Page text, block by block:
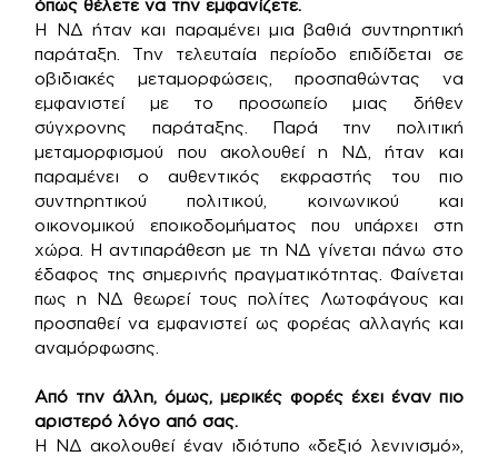
όπως θέλετε να την εμφανίζετε.
Η ΝΔ ήταν και παραμένει μια βαθιά συντηρητική
παράταξη. Την τελευταία περίοδο επιδίδεται σε
οβιδιακές μεταμορφώσεις, προσπαθώντας να
εμφανιστεί με το προσωπείο μιας δήθεν
σύγχρονης παράταξης. Παρά την πολιτική
μεταμορφισμού που ακολουθεί η ΝΔ, ήταν και
παραμένει ο αυθεντικός εκφραστής του πιο
συντηρητικού πολιτικού, κοινωνικού και
οικονομικού εποικοδομήματος που υπάρχει στη
χώρα. Η αντιπαράθεση με τη ΝΔ γίνεται πάνω στο
έδαφος της σημερινής πραγματικότητας. Φαίνεται
πως η ΝΔ θεωρεί τους πολίτες Λωτοφάγους και
προσπαθεί να εμφανιστεί ως φορέας αλλαγής και
αναμόρφωσης.
Από την άλλη, όμως, μερικές φορές έχει έναν πιο
αριστερό λόγο από σας.
Η ΝΔ ακολουθεί έναν ιδιότυπο «δεξιό λενινισμό»,